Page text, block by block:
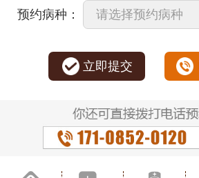
预约病种：
立即提交